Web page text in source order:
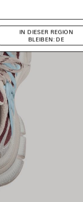
IN DIESER REGION
BLEIBEN: DE